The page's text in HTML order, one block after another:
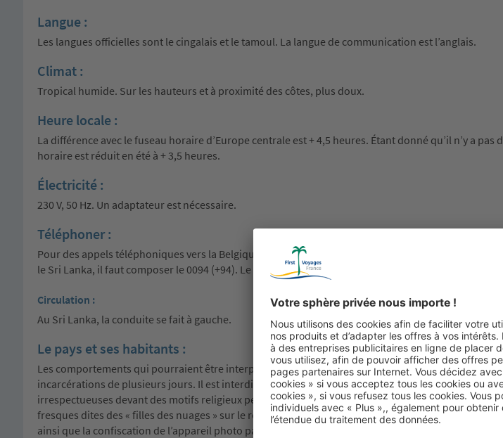
Langue :
Les langues officielles sont le cingalais et le tamoul. La langue de communication est l’anglais.
Climat :
Tropical humide. Sur les hauteurs et à proximité des côtes, plus doux.
Heure locale :
La différence avec le fuseau horaire d’Europe centrale est + 4,5 heures. Étant donné qu’il n’y a pas
horaire est réduit en été à + 3,5 heures.
Électricité :
230 V, 50 Hz. Un adaptateur est nécessaire.
Téléphoner :
Pour des appels téléphoniques vers la Belgique, il faut composer l’indicatif du pays 0032 (+32).
le Sri Lanka, il faut composer le 0094 (+94). Le zéro de l’indicatif régional est supprimé.
Circulation :
Au Sri Lanka, la conduite se fait à gauche.
Le pays et ses habitants :
Les comportements qui pourraient être interprétés comme du mépris religieux sont sanctionnés
incarcérations de plusieurs jours. Il est interdit de se faire photographier en tournant le dos à une
irrespectueuses devant des motifs religieux peuvent entraîner de lourdes sanctions, voire la
fresques dites des « filles des nuages » sur le rocher de Sigiriya. Le non-respect de cette
ainsi que la confiscation de l’appareil photo par les autorités de police sri-lankaises. Il est